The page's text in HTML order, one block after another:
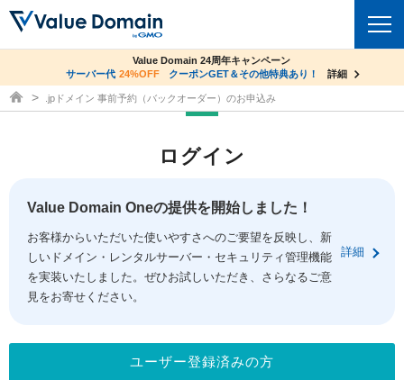
ドメイントップ
ドメイン移管
ドメイン価格一覧
ドメイン一括検索
.jpドメインオークション
コアサーバー
バリューサーバー
XREA
セキュリティトップ
Value Domain ネットde診断
SSL証明書
サービストップ
お得意様割引
facebook
co.jpドメイン✕コアサーバーV2ビジネス応援キャンペーン
サーバー料金1年間無料
詳細
Value Domain 24周年キャンペーン
サーバー代 24%OFF クーポンGET＆その他特典あり！ 詳細
ドメイン取得ならバリュードメイン
.jpドメイン 事前予約（バックオーダー）のお申込み
ログイン
Value Domain Oneの提供を開始しました！
お客様からいただいた使いやすさへのご要望を反映し、新
しいドメイン・レンタルサーバー・セキュリティ管理機能
を実装いたしました。ぜひお試しいただき、さらなるご意
見をお寄せください。
詳細
ユーザー登録済みの方